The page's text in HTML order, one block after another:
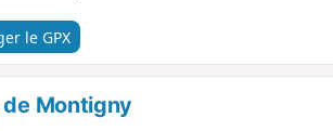
le GPX
Montigny